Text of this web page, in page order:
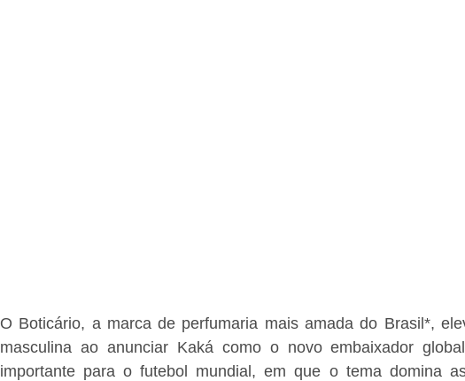
O Boticário, a marca de perfumaria mais amada do Brasil*,
masculina ao anunciar Kaká como o novo embaixador
importante para o futebol mundial, em que o tema domina